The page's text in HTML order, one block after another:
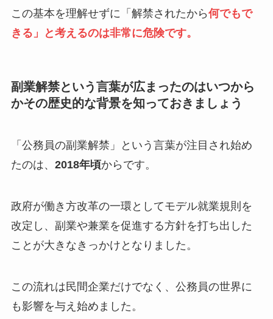
この基本を理解せずに「解禁されたから何でもで
きる」と考えるのは非常に危険です。
副業解禁という言葉が広まったのはいつから
かその歴史的な背景を知っておきましょう
「公務員の副業解禁」という言葉が注目され始め
たのは、 2018年頃からです。
政府が働き方改革の一環としてモデル就業規則を
改定し、副業や兼業を促進する方針を打ち出した
ことが大きなきっかけとなりました。
この流れは民間企業だけでなく、公務員の世界に
も影響を与え始めました。